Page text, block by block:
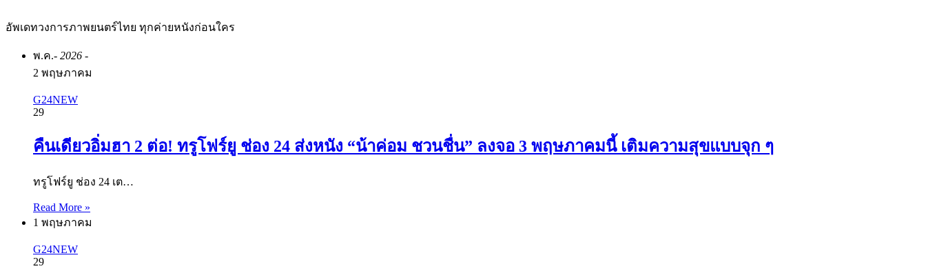
อัพเดทวงการภาพยนตร์ไทย ทุกค่ายหนังก่อนใคร
พ.ค.- 2026 -
2 พฤษภาคม
G24NEW
29
คืนเดียวอิ่มฮา 2 ต่อ! ทรูโฟร์ยู ช่อง 24 ส่งหนัง “น้าค่อม ชวนชื่น” ลงจอ 3 พฤษภาคมนี้ เติมความสุขแบบจุก ๆ
ทรูโฟร์ยู ช่อง 24 เต…
Read More »
1 พฤษภาคม
G24NEW
29